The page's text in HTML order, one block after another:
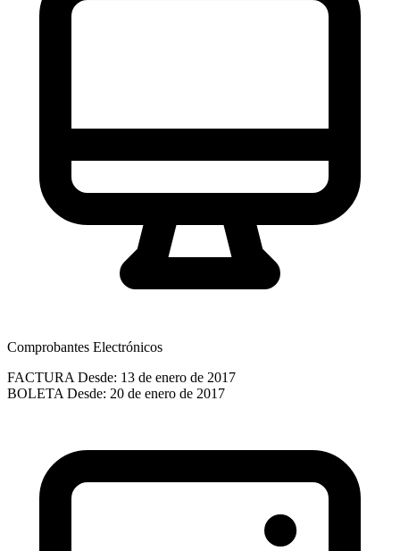
Comprobantes Electrónicos
FACTURA Desde: 13 de enero de 2017
BOLETA Desde: 20 de enero de 2017